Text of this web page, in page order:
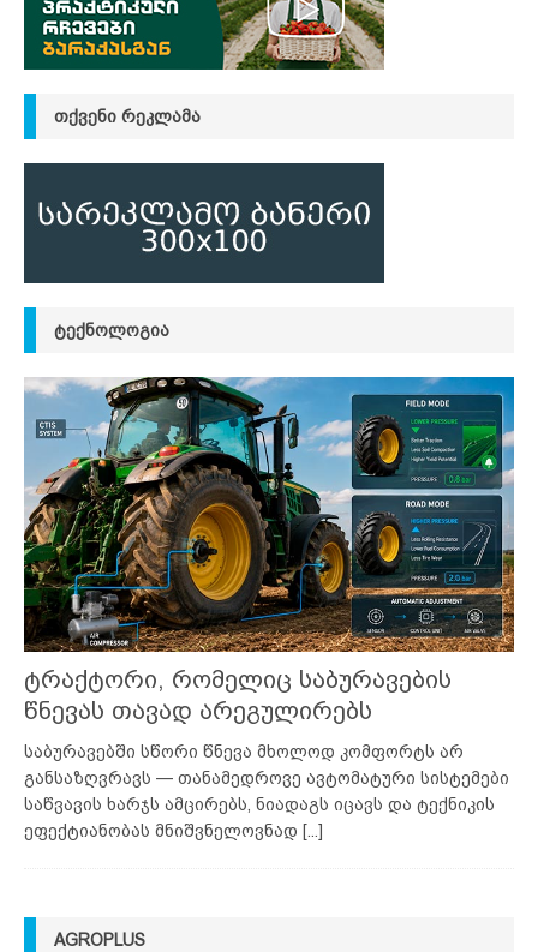
ᲗᲥᲕᲔᲜᲘ ᲠᲔᲙᲚᲐᲛᲐ
ᲢᲔᲥᲜᲝᲚᲝᲒᲘᲐ
ტრაქტორი, რომელიც საბურავების
წნევას თავად არეგულირებს
საბურავებში სწორი წნევა მხოლოდ კომფორტს არ
განსაზღვრავს — თანამედროვე ავტომატური სისტემები
საწვავის ხარჯს ამცირებს, ნიადაგს იცავს და ტექნიკის
ეფექტიანობას მნიშვნელოვნად [...]
AGROPLUS